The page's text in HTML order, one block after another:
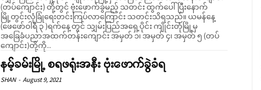
(တပ်ကျောင်း) တို့တွင် ဗုံးဖောက်ခွဲမည့် သတင်း ထွက်ပေါ်ပြီးနောက်
မြို့တွင်းလုံခြုံရေးတင်းကြပ်လာကြောင်း သတင်းသိရသည်။ ယမန်နေ့
(ဖေဖော်ဝါရီ ၃ )ရက်နေ့တွင် သျှမ်းပြည်အရှေ့ပိုင်း ကျိုင်းတုံမြို့မှ
အခြေခံပညာအထက်တန်းကျောင်း အမှတ် ၁၊ အမှတ် ၄၊ အမှတ် ၅ (တပ်
ကျောင်း)တို့ကို...
နမ့်ခမ်းမြို့ စရဖရုံးအနီး ဗုံးဖောက်ခွဲခံရ
SHAN - August 9, 2021